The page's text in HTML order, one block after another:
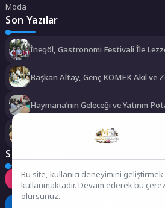
Moda
Son Yazılar
İnegöl, Gastronomi Festivali İle
Başkan Altay, Genç KOMEK Akıl ve
Haymana’nın Geleceği ve Yatırım
Yatırıldı
Manisa Büyükşehir Belediyesi
Sosyal Medya
Instagram Facebook
Bu site, kullanıcı deneyimini
kullanmaktadır. Devam ederek bu
olursunuz.